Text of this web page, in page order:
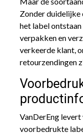
Zonder
het label
verpakken en
verkeerde klant,
retourzendingen
VanDerEng
voorbedrukte